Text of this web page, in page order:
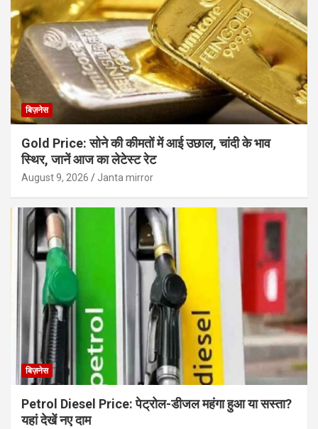
बिज़नेस
Gold Price: सोने की कीमतों में आई उछाल, चांदी के भाव
स्थिर, जानें आज का लेटेस्ट रेट
August 9, 2026 Janta mirror
बिज़नेस
Petrol Diesel Price: पेट्रोल-डीजल महंगा हुआ या सस्ता?
यहां देखें नए दाम